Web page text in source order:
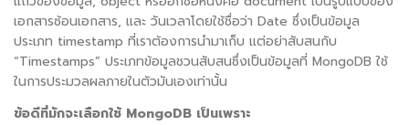
เอกสารซ้อนเอกสาร, และ วันเวลาโดยใช้ชื่อว่า Date ซึ่งเป็นข้อมูล
ประเภท timestamp ที่เราต้องการนำมาเก็บ แต่อย่าสับสนกับ
“Timestamps” ประเภทข้อมูลชวนสับสนซึ่งเป็นข้อมูลที่ MongoDBใช้
ในการประมวลผลภายในตัวมันเองเท่านั้น
ข้อดีที่มักจะเลือกใช้ MongoDB เป็นเพราะ